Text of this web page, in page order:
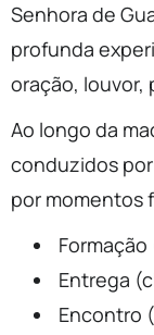
Senhora de
profunda
oração, louvor,
Ao longo da
conduzidos
por momentos
Entrega
Encontro